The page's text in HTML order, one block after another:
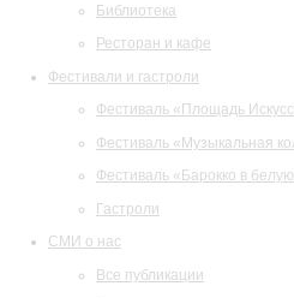
Библиотека
Ресторан и кафе
Фестивали и гастроли
Фестиваль «Площадь
Фестиваль «Музыкальная
Фестиваль «Барокко в
Гастроли
СМИ о нас
Все публикации